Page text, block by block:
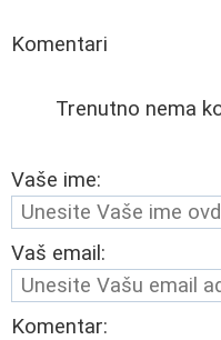
Komentari
Trenutno nema
Vaše ime:
Vaš email:
Komentar: